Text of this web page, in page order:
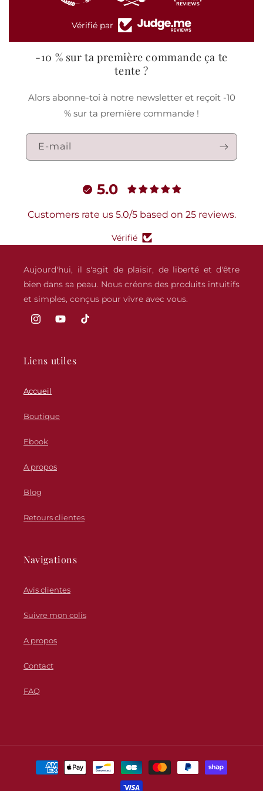
Vérifié par
-10 % sur ta première commande ça te
tente ?
Alors abonne-toi à notre newsletter et reçoit -10
% sur ta première commande !
E-mail
5.0
Customers rate us 5.0/5 based on 25 reviews.
Vérifié
Aujourd'hui, il s'agit de plaisir, de liberté et d'être
bien dans sa peau. Nous créons des produits intuitifs
et simples, conçus pour vivre avec vous.
InstagramYouTubeTikTok
Liens utiles
Accueil
Boutique
Ebook
A propos
Blog
Retours clientes
Navigations
Avis clientes
Suivre mon colis
A propos
Contact
FAQ
Moyens